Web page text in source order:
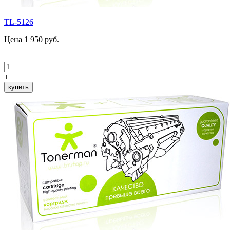
TL-5126
Цена 1 950 руб.
−
+
купить